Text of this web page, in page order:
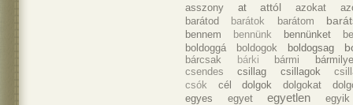
asszony
at attól azokat
barátod
barátok barátom
bennem bennünk bennünket
boldoggá
boldogok boldogsag
bárcsak bárki bármi
csendes
csillag csillagok
csók
cél dolgok dolgokat
egyes
egyet egyetlen
egyik